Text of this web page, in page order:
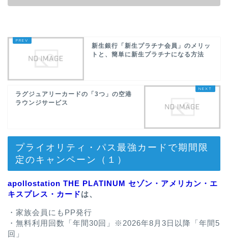
新生銀行「新生プラチナ会員」のメリッ
トと、簡単に新生プラチナになる方法
ラグジュアリーカードの「3つ」の空港
ラウンジサービス
プライオリティ・パス最強カードで期間限
定のキャンペーン（１）
apollostation THE PLATINUM セゾン・アメリカン・エ
キスプレス・カードは、
・家族会員にもPP発行
・無料利用回数「年間30回」※2026年8月3日以降「年間5
回」